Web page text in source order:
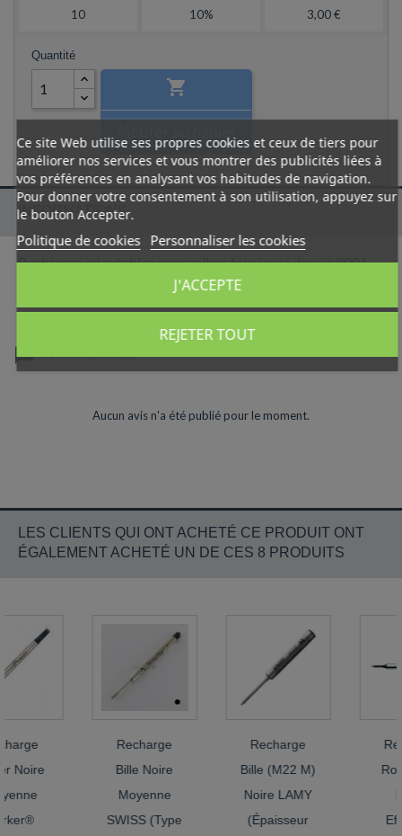
10 10% 3,00 €
Quantité

INFORMATIONS
Recharges adaptables pour rollers fabriqués depuis 2006.
Aucun avis n'a été publié pour le moment.
LES CLIENTS QUI ONT ACHETÉ CE PRODUIT ONT
ÉGALEMENT ACHETÉ UN DE CES 8 PRODUITS
Recharge
Bille Noire
Moyenne
SWISS (Type
Recharge
Bille (M22 M)
Noire LAMY
(épaisseur
Roller
Ce site Web utilise ses propres cookies et ceux de tiers pour
améliorer nos services et vous montrer des publicités liées à
vos préférences en analysant vos habitudes de navigation.
Pour donner votre consentement à son utilisation, appuyez sur
le bouton Accepter.
Politique de cookies Personnaliser les cookies
REJETER TOUT
J'ACCEPTE